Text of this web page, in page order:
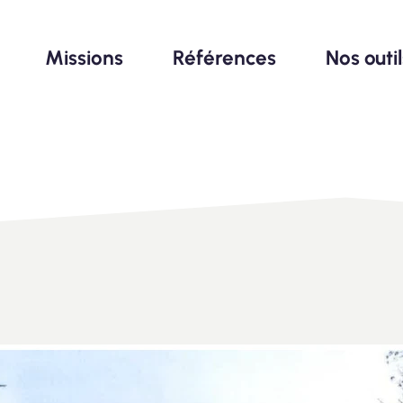
Missions Références Nos